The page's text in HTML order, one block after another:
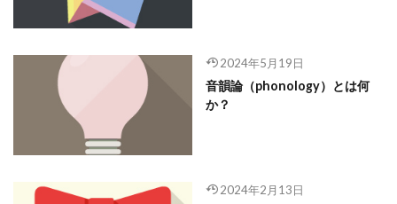
2024年5月19日
音韻論（phonology）とは何
か？
2024年2月13日